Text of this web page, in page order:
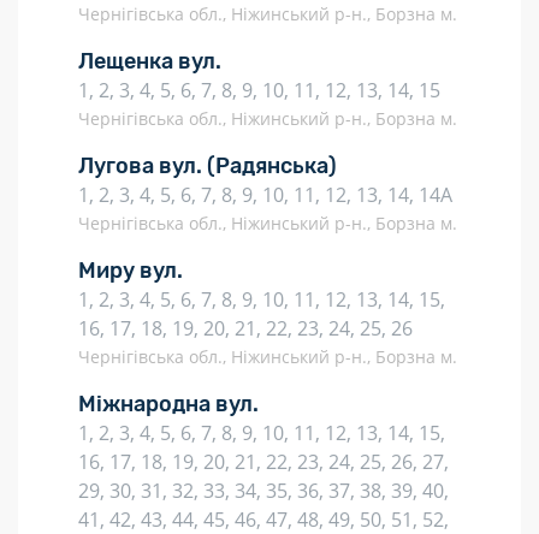
Чернігівська обл., Ніжинський р-н., Борзна м.
Лещенка вул.
1, 2, 3, 4, 5, 6, 7, 8, 9, 10, 11, 12, 13, 14, 15
Чернігівська обл., Ніжинський р-н., Борзна м.
Лугова вул. (Радянська)
1, 2, 3, 4, 5, 6, 7, 8, 9, 10, 11, 12, 13, 14, 14А
Чернігівська обл., Ніжинський р-н., Борзна м.
Миру вул.
1, 2, 3, 4, 5, 6, 7, 8, 9, 10, 11, 12, 13, 14, 15,
16, 17, 18, 19, 20, 21, 22, 23, 24, 25, 26
Чернігівська обл., Ніжинський р-н., Борзна м.
Міжнародна вул.
1, 2, 3, 4, 5, 6, 7, 8, 9, 10, 11, 12, 13, 14, 15,
16, 17, 18, 19, 20, 21, 22, 23, 24, 25, 26, 27,
29, 30, 31, 32, 33, 34, 35, 36, 37, 38, 39, 40,
41, 42, 43, 44, 45, 46, 47, 48, 49, 50, 51, 52,